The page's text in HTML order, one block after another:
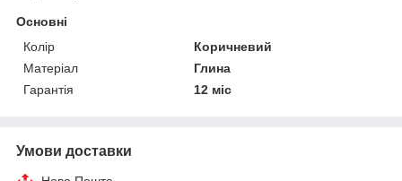
Основні
Колір
Коричневий
Матеріал
Глина
Гарантія
12 міс
Умови доставки